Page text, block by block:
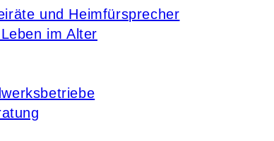
und Heimfürsprecher
im Alter